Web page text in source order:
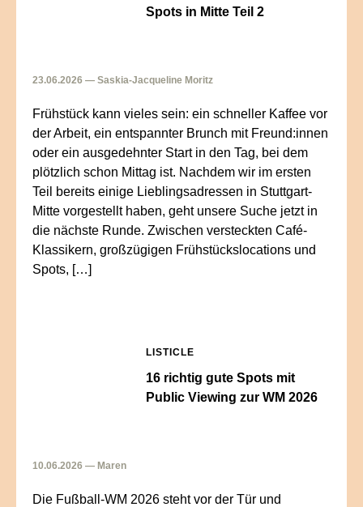
Spots in Mitte Teil 2
23.06.2026 — Saskia-Jacqueline Moritz
Frühstück kann vieles sein: ein schneller Kaffee vor
der Arbeit, ein entspannter Brunch mit Freund:innen
oder ein ausgedehnter Start in den Tag, bei dem
plötzlich schon Mittag ist. Nachdem wir im ersten
Teil bereits einige Lieblingsadressen in Stuttgart-
Mitte vorgestellt haben, geht unsere Suche jetzt in
die nächste Runde. Zwischen versteckten Café-
Klassikern, großzügigen Frühstückslocations und
Spots, […]
LISTICLE
16 richtig gute Spots mit
Public Viewing zur WM 2026
10.06.2026 — Maren
Die Fußball-WM 2026 steht vor der Tür und